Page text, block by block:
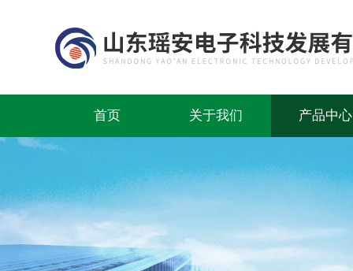
首页 关于我们 产品中心